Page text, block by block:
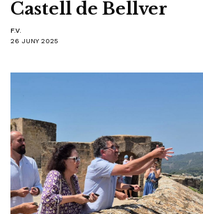
Castell de Bellver
F.V.
26 JUNY 2025